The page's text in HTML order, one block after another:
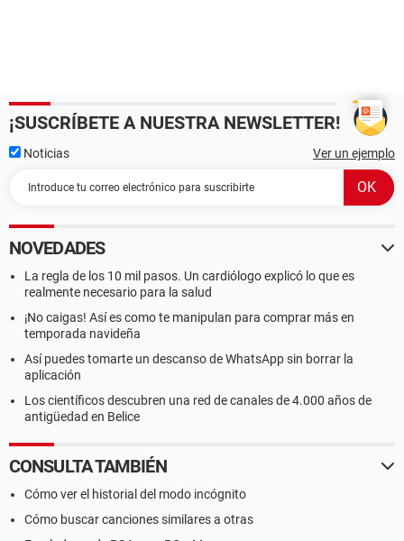
¡SUSCRÍBETE A NUESTRA NEWSLETTER!
Noticias Ver un ejemplo
NOVEDADES
La regla de los 10 mil pasos. Un cardiólogo explicó lo que es
realmente necesario para la salud
¡No caigas! Así es como te manipulan para comprar más en
temporada navideña
Así puedes tomarte un descanso de WhatsApp sin borrar la
aplicación
Los científicos descubren una red de canales de 4.000 años de
antigüedad en Belice
CONSULTA TAMBIÉN
Cómo ver el historial del modo incógnito
Cómo buscar canciones similares a otras